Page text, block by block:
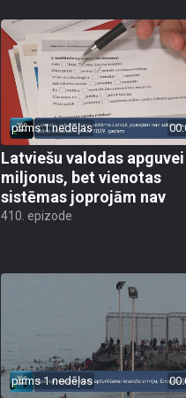
pirms 1 nedēļas
Latviešu valodas
miljonus, bet vienotas
sistēmas joprojām nav
410. epizode
pirms 1 nedēļas